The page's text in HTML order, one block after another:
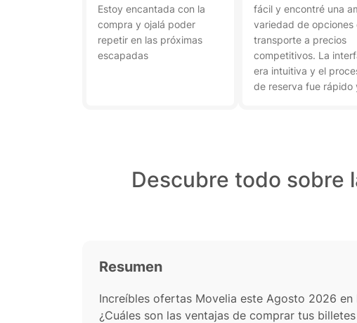
Estoy encantada con la
compra y ojalá poder
repetir en las próximas
escapadas
fácil y encontré una
variedad de opciones
transporte a precios
competitivos. La
era intuitiva y el
de reserva fue rápido
sobre mi reserva. El
Descubre todo sobre
Resumen
Increíbles ofertas Movelia este Agosto 2026 en
¿Cuáles son las ventajas de comprar tus